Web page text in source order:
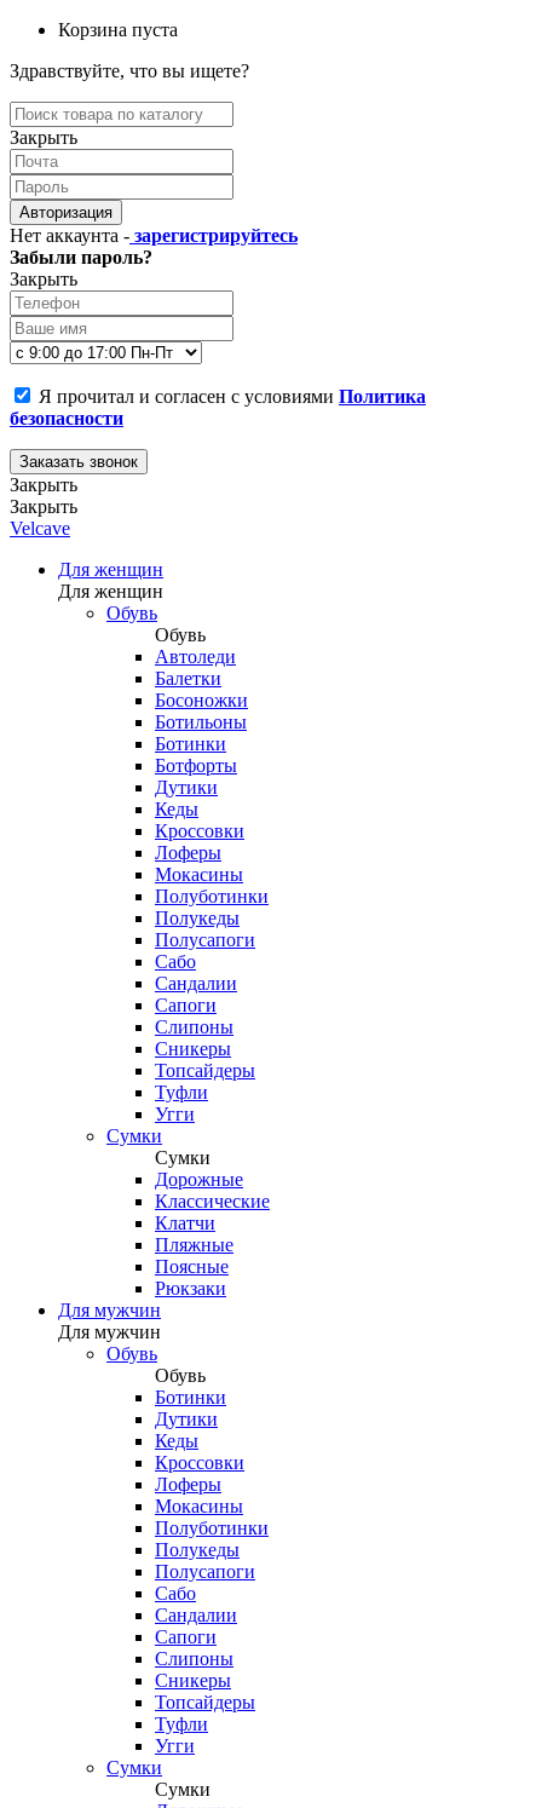
Корзина пуста
Здравствуйте, что вы ищете?
Закрыть
Авторизация
Нет аккаунта - зарегистрируйтесь
Забыли пароль?
Закрыть
Я прочитал и согласен с условиями Политика
безопасности
Заказать звонок
Закрыть
Закрыть
Velcave
Для женщин
Для женщин
Обувь
Обувь
Автоледи
Балетки
Босоножки
Ботильоны
Ботинки
Ботфорты
Дутики
Кеды
Кроссовки
Лоферы
Мокасины
Полуботинки
Полукеды
Полусапоги
Сабо
Сандалии
Сапоги
Слипоны
Сникеры
Топсайдеры
Туфли
Угги
Сумки
Сумки
Дорожные
Классические
Клатчи
Пляжные
Поясные
Рюкзаки
Для мужчин
Для мужчин
Обувь
Обувь
Ботинки
Дутики
Кеды
Кроссовки
Лоферы
Мокасины
Полуботинки
Полукеды
Полусапоги
Сабо
Сандалии
Сапоги
Слипоны
Сникеры
Топсайдеры
Туфли
Угги
Сумки
Сумки